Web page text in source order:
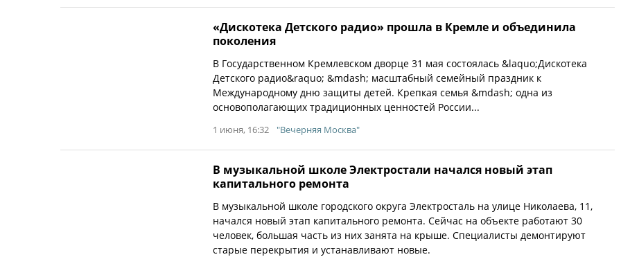
«Дискотека Детского радио» прошла в Кремле и объединила
поколения
В Государственном Кремлевском дворце 31 мая состоялась &laquo;Дискотека
Детского радио&raquo; &mdash; масштабный семейный праздник к
Международному дню защиты детей. Крепкая семья &mdash; одна из
основополагающих традиционных ценностей России...
1 июня, 16:32 "Вечерняя Москва"
В музыкальной школе Электростали начался новый этап
капитального ремонта
В музыкальной школе городского округа Электросталь на улице Николаева, 11,
начался новый этап капитального ремонта. Сейчас на объекте работают 30
человек, большая часть из них занята на крыше. Специалисты демонтируют
старые перекрытия и устанавливают новые.